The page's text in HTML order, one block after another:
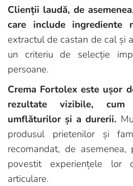
Clienții laudă, de
care include ingrediente
extractul de castan de cal și
un criteriu de selecție
persoane.
Crema Fortolex este ușor
rezultate vizibile,
umflăturilor și a durerii.
produsul prietenilor și
recomandat, de
povestit experiențele lor
articulare.